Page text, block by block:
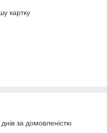
картку
за домовленістю